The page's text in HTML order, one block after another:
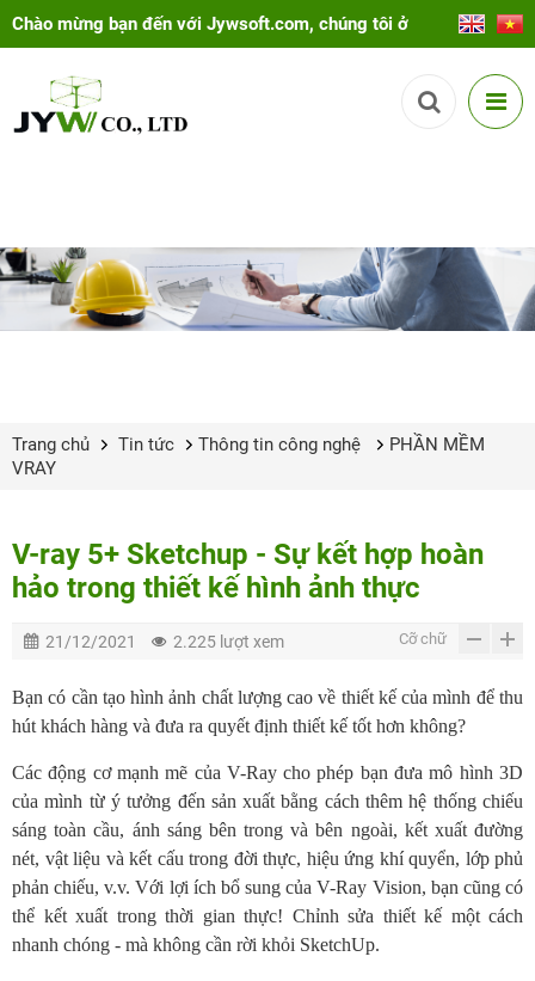
Chào mừng bạn đến với Jywsoft.com, chúng tôi ở
đây để giúp bạn!
Trang chủ Tin tức Thông tin công nghệ
PHẦN MỀM
VRAY
V-ray 5+ Sketchup - Sự kết hợp hoàn
hảo trong thiết kế hình ảnh thực
21/12/2021 2.225 lượt xem Cỡ chữ
Bạn có cần tạo hình ảnh chất lượng cao về thiết kế của mình để thu
hút khách hàng và đưa ra quyết định thiết kế tốt hơn không?
Các động cơ mạnh mẽ của V-Ray cho phép bạn đưa mô hình 3D
của mình từ ý tưởng đến sản xuất bằng cách thêm hệ thống chiếu
sáng toàn cầu, ánh sáng bên trong và bên ngoài, kết xuất đường
nét, vật liệu và kết cấu trong đời thực, hiệu ứng khí quyển, lớp phủ
phản chiếu, v.v. Với lợi ích bổ sung của V-Ray Vision, bạn cũng có
thể kết xuất trong thời gian thực! Chỉnh sửa thiết kế một cách
nhanh chóng - mà không cần rời khỏi SketchUp.